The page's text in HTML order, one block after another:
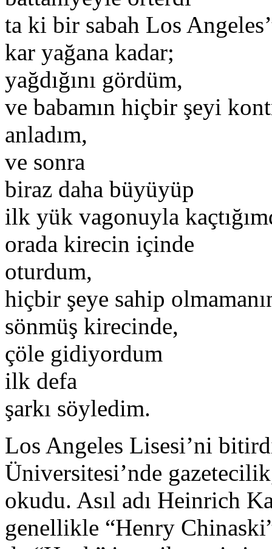
ta ki bir sabah Los
kar yağana kadar;
yağdığını gördüm,
ve babamın hiçbir şeyi
anladım,
ve sonra
biraz daha büyüyüp
ilk yük vagonuyla
orada kirecin içinde
oturdum,
hiçbir şeye sahip
sönmüş kirecinde,
çöle gidiyordum
ilk defa
şarkı söyledim.
Los Angeles Lisesi’ni
Üniversitesi’nde
okudu. Asıl adı Heinrich
genellikle “Henry